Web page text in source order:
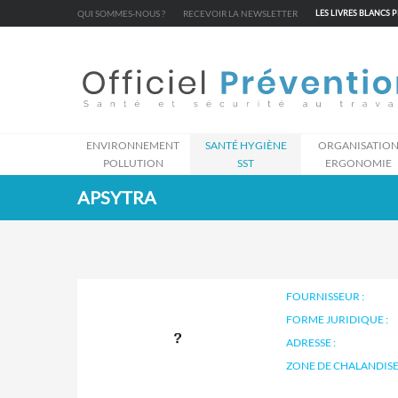
QUI SOMMES-NOUS ? RECEVOIR LA NEWSLETTER LES LIVRES BLANCS
ENVIRONNEMENT
POLLUTION
SANTÉ HYGIÈNE
SST
ORGANISATION
ERGONOMIE
APSYTRA
FOURNISSEUR :
FORME JURIDIQUE :
ADRESSE :
ZONE DE
Cookies management panel